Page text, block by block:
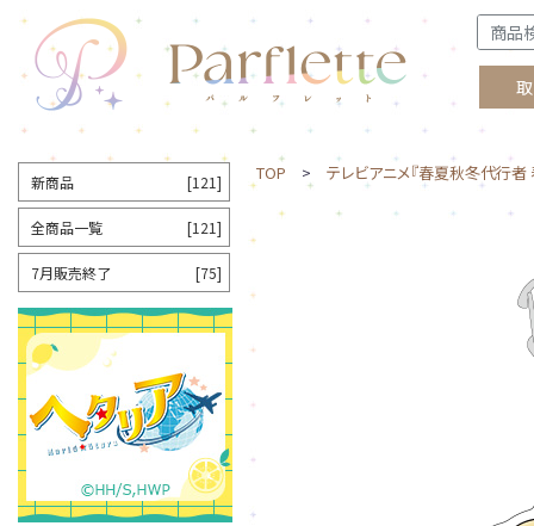
TOP > テレビアニメ『春夏秋冬代行者
新商品 [121]
全商品一覧 [121]
7月販売終了 [75]